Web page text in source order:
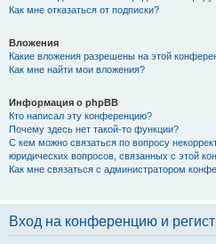
Как мне отказаться от подписки?
Вложения
Какие вложения разрешены на этой
Как мне найти мои вложения?
Информация о phpBB
Кто написал эту конференцию?
Почему здесь нет такой-то функции?
С кем можно связаться по вопросу
юридических вопросов, связанных с этой
Как мне связаться с администратором
Вход на конференцию и